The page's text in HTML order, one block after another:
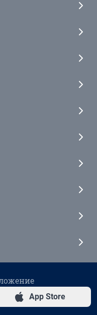
App Store